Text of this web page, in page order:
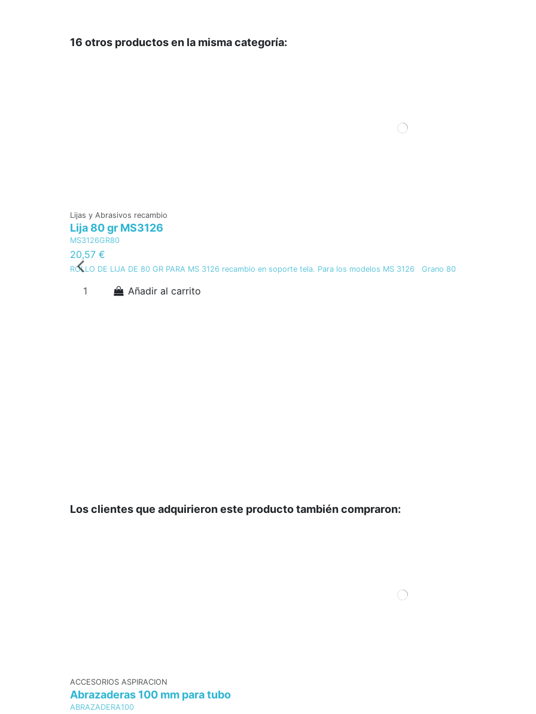
16 otros productos en la misma categoría:
Lijas y Abrasivos recambio
Lija 80 gr MS3126
MS3126GR80
20,57 €
ROLLO DE LIJA DE 80 GR PARA MS 3126 recambio en soporte tela. Para los modelos MS 3126 Grano 80
Añadir al carrito
Los clientes que adquirieron este producto también compraron:
ACCESORIOS ASPIRACION
Abrazaderas 100 mm para tubo
ABRAZADERA100